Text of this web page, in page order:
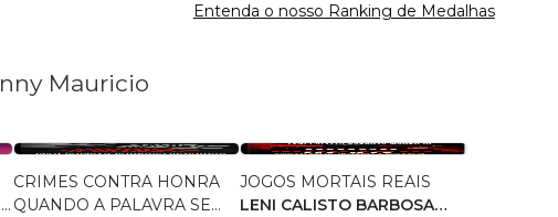
Entenda o nosso Ranking de Medalhas
Mauricio
CRIMES CONTRA HONRA
QUANDO A PALAVRA SE
JOGOS MORTAIS REAIS
LENI CALISTO BARBOSA